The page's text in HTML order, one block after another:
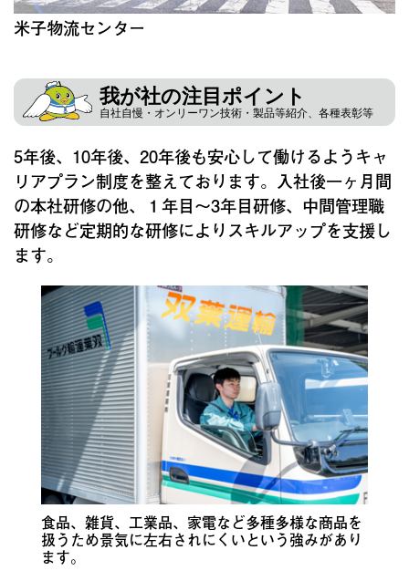
米子物流センター
我が社の注目ポイント
自社自慢・オンリーワン技術・製品等紹介、各種表彰等
5年後、10年後、20年後も安心して働けるようキャ
リアプラン制度を整えております。入社後一ヶ月間
の本社研修の他、１年目～3年目研修、中間管理職
研修など定期的な研修によりスキルアップを支援し
ます。
食品、雑貨、工業品、家電など多種多様な商品を
扱うため景気に左右されにくいという強みがあり
ます。